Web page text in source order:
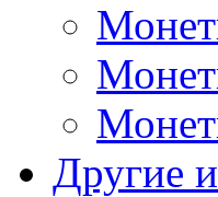
Другие